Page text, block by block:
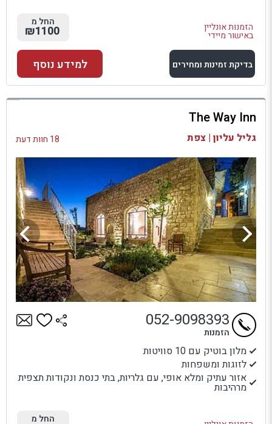
הזמנות אונליין
באישור מיידי
החל מ
₪1100
בדיקת זמינות ומחירים
למתחם זה
בדיקת זמינות ומחירים
למידע נוסף
The Way Inn
גליל עליון | צפת 18 חוות דעת
מלון בוטיק עם 10 סוויטות
לזוגות ומשפחות
אזור עתיק ומלא אופי, עם גלריות, בתי כנסת ונקודות תצפית
מרהיבות
052-9098393
הזמנות
החל מ